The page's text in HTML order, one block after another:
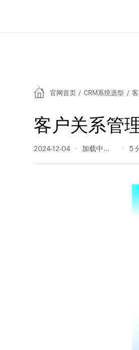
官网首页 / CRM系统选型 /
客户关系管
2024-12-04 642 阅读量 5